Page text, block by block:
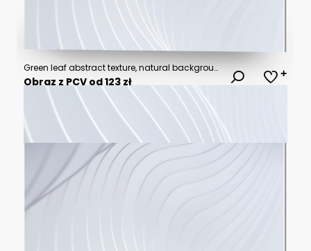
Green leaf abstract texture, natural background, tropical leaf
Obraz z PCV od 123 zł